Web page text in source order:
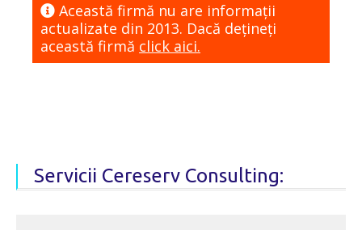
Această firmă nu are informaţii
actualizate din 2013. Dacă dețineți
această firmă click aici.
Servicii Cereserv Consulting: